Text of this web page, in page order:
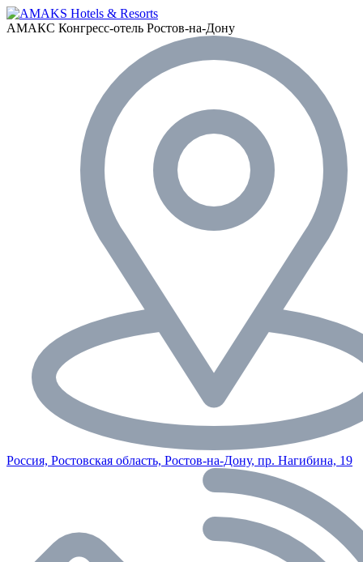
АМАКС Конгресс-отель Ростов-на-Дону
Россия, Ростовская область, Ростов-на-Дону, пр. Нагибина, 19